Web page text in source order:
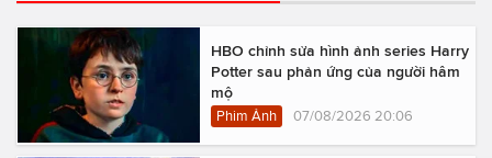
HBO chỉnh sửa hình ảnh series Harry
Potter sau phản ứng của người hâm
mộ
Phim Ảnh 07/08/2026 20:06